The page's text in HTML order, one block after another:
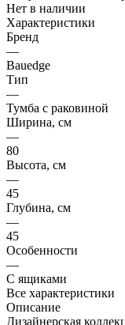
Нет в наличии
Характеристики
Бренд
—
Bauedge
Тип
—
Тумба с раковиной
Ширина, см
—
80
Высота, см
—
45
Глубина, см
—
45
Особенности
—
С ящиками
Все характеристики
Описание
Дизайнерская